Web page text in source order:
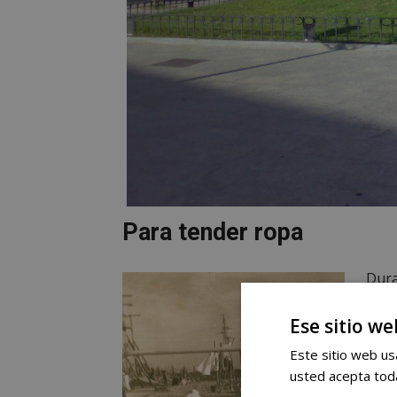
Para tender ropa
en
Ese sitio
Este sitio web
usted acepta